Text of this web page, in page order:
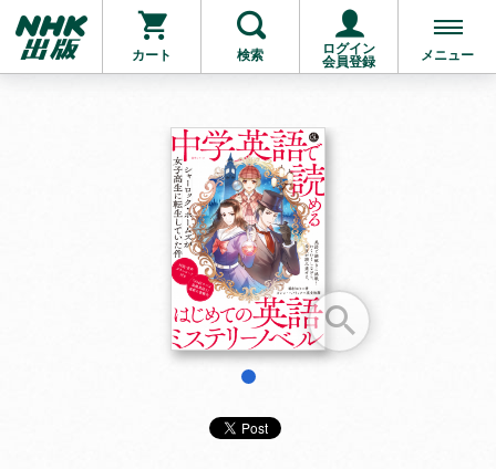
カート 検索
ログイン
会員登録
メニュー
お支払いに進む
他にも商品を買う